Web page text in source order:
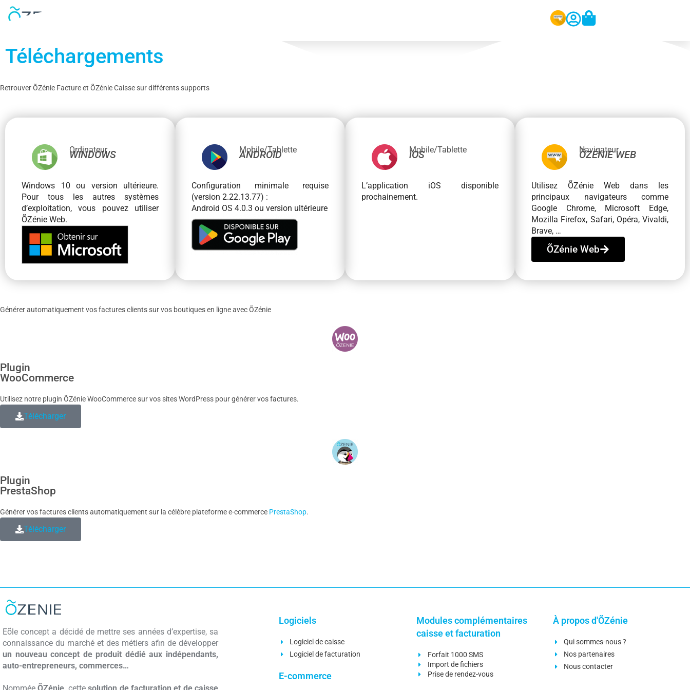
Téléchargements
Retrouver ÕZénie Facture et ÕZénie Caisse sur différents supports
Ordinateur
WINDOWS
Windows 10 ou version ultérieure.
Pour tous les autres systèmes
d’exploitation, vous pouvez utiliser
ÕZénie Web.
Mobile/Tablette
ANDROID
Configuration minimale requise
(version 2.22.13.77) :
Android OS 4.0.3 ou version ultérieure
Mobile/Tablette
iOS
L’application iOS disponible
prochainement.
Navigateur
ÕZÉNIE WEB
Utilisez ÕZénie Web dans les
principaux navigateurs comme
Google Chrome, Microsoft Edge,
Mozilla Firefox, Safari, Opéra, Vivaldi,
Brave, …
ÕZénie Web
Générer automatiquement vos factures clients sur vos boutiques en ligne avec ÕZénie
Plugin
WooCommerce
Utilisez notre plugin ÕZénie WooCommerce sur vos sites WordPress pour générer vos factures.
Télécharger
Plugin
PrestaShop
Générer vos factures clients automatiquement sur la célèbre plateforme e-commerce PrestaShop.
Télécharger
Eõle concept a décidé de mettre ses années d’expertise, sa
connaissance du marché et des métiers afin de développer
un nouveau concept de produit dédié aux indépendants,
auto-entrepreneurs, commerces…
Logiciels
Logiciel de caisse
Logiciel de facturation
E-commerce
Modules complémentaires
caisse et facturation
Forfait 1000 SMS
Import de fichiers
Prise de rendez-vous
À propos d'ÕZénie
Qui sommes-nous ?
Nos partenaires
Nous contacter